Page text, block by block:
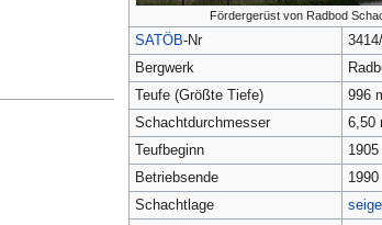
Fördergerüst von Radbod
SATÖB-Nr
Bergwerk
Teufe (Größte Tiefe)
996
Schachtdurchmesser 6,50
Teufbeginn
1905
Betriebsende
1990
Schachtlage